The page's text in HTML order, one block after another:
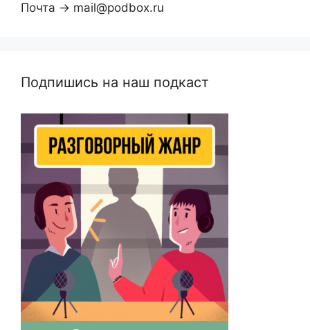
Почта → mail@podbox.ru
Подпишись на наш подкаст